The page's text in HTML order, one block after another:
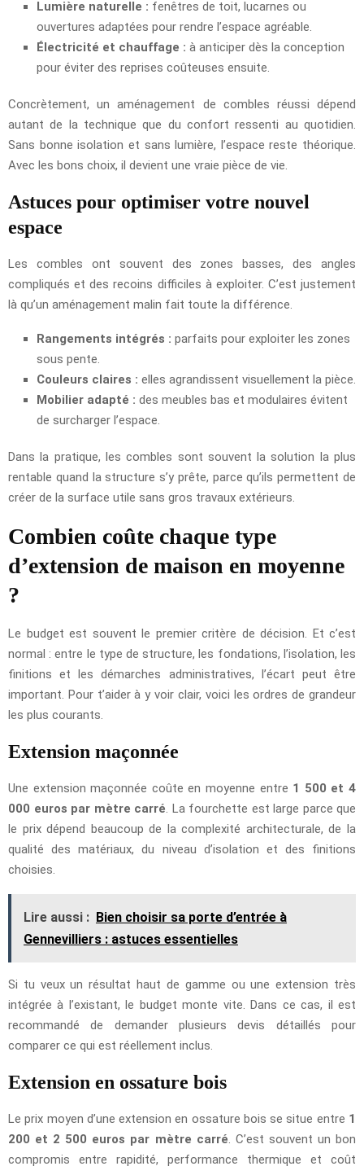
Lumière naturelle : fenêtres de toit, lucarnes ou
ouvertures adaptées pour rendre l’espace agréable.
Électricité et chauffage : à anticiper dès la conception
pour éviter des reprises coûteuses ensuite.
Concrètement, un aménagement de combles réussi dépend
autant de la technique que du confort ressenti au quotidien.
Sans bonne isolation et sans lumière, l’espace reste théorique.
Avec les bons choix, il devient une vraie pièce de vie.
Astuces pour optimiser votre nouvel
espace
Les combles ont souvent des zones basses, des angles
compliqués et des recoins difficiles à exploiter. C’est justement
là qu’un aménagement malin fait toute la différence.
Rangements intégrés : parfaits pour exploiter les zones
sous pente.
Couleurs claires : elles agrandissent visuellement la pièce.
Mobilier adapté : des meubles bas et modulaires évitent
de surcharger l’espace.
Dans la pratique, les combles sont souvent la solution la plus
rentable quand la structure s’y prête, parce qu’ils permettent de
créer de la surface utile sans gros travaux extérieurs.
Combien coûte chaque type
d’extension de maison en moyenne
?
Le budget est souvent le premier critère de décision. Et c’est
normal : entre le type de structure, les fondations, l’isolation, les
finitions et les démarches administratives, l’écart peut être
important. Pour t’aider à y voir clair, voici les ordres de grandeur
les plus courants.
Extension maçonnée
Une extension maçonnée coûte en moyenne entre 1 500 et 4
000 euros par mètre carré . La fourchette est large parce que
le prix dépend beaucoup de la complexité architecturale, de la
qualité des matériaux, du niveau d’isolation et des finitions
choisies.
Lire aussi : Bien choisir sa porte d’entrée à
Gennevilliers : astuces essentielles
Si tu veux un résultat haut de gamme ou une extension très
intégrée à l’existant, le budget monte vite. Dans ce cas, il est
recommandé de demander plusieurs devis détaillés pour
comparer ce qui est réellement inclus.
Extension en ossature bois
Le prix moyen d’une extension en ossature bois se situe entre 1
200 et 2 500 euros par mètre carré . C’est souvent un bon
compromis entre rapidité, performance thermique et coût